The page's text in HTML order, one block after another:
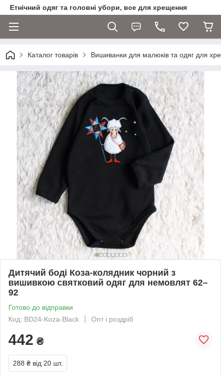
Етнічний одяг та головні убори, все для хрещення
Каталог товарів Вишиванки для малюків та одяг для
Дитячий боді Коза-колядник чорний з
вишивкою святковий одяг для немовлят 62–
92
Готово до відправки
Код: BD24-Koza-Black
Опт і роздріб
442 ₴
288 ₴ від 20 шт.